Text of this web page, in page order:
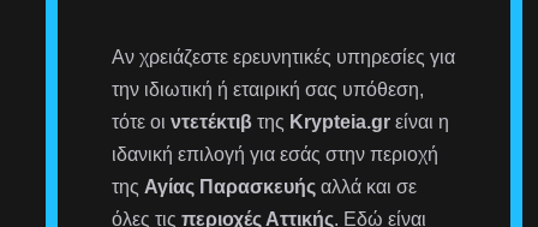
Αν χρειάζεστε ερευνητικές υπηρεσίες για
την ιδιωτική ή εταιρική σας υπόθεση,
τότε οιντετέκτιβ της Krypteia.gr είναι η
ιδανική επιλογή για εσάς στην περιοχή
της Αγίας Παρασκευής αλλά και σε
όλες τιςπεριοχές Αττικής. Εδώ είναι